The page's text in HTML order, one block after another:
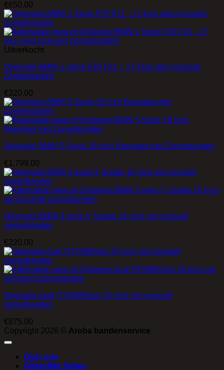
€650.00
Uitverkocht
Originele BMW 1 Serie F20 F21 – 17 Inch velg inclusief
Zomerbanden
€320.00
Originele BMW 5-Serie 19 Inch Breedset met Zomerbanden
€1,799.00
Originele BMW 3 serie V Spoke 16 inch set inclusief
zomerbanden
€220.00
Originele Audi Q7/Q8/Etron 20 inch set inclusief
zomerbanden
€875.00
Copyright 2026 © Aroba bandenservice
Over ons
Gebruikte Setjes